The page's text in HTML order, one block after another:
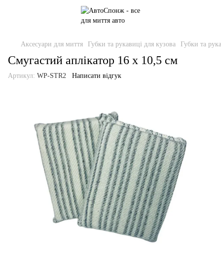
Аксесуари для миття Губки та рукавиці для кузова Губки та
Смугастий аплікатор 16 х 10,5 см
Артикул: WP-STR2 Написати відгук